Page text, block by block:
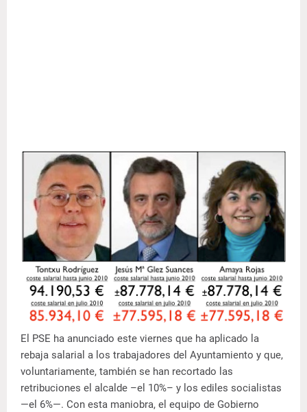
El PSE ha anunciado este viernes que ha aplicado la
rebaja salarial a los trabajadores del Ayuntamiento y que,
voluntariamente, también se han recortado las
retribuciones el alcalde –el 10%– y los ediles socialistas
—el 6%—. Con esta maniobra, el equipo de Gobierno